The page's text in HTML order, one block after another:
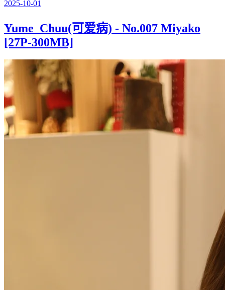
2025-10-01
Yume_Chuu(可爱病) - No.007 Miyako
[27P-300MB]